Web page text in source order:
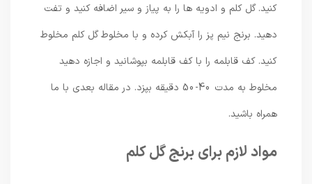
کنید. گل کلم و ادویه ها را به پیاز و سیر اضافه کنید و تفت
دهید. برنج نیم پز را آبکش کرده و با مخلوط گل کلم مخلوط
کنید. کف قابلمه را با کف قابلمه بپوشانید و اجازه دهید
مخلوط به مدت 40-50 دقیقه بپزد. در مقاله بعدی با ما
همراه باشید.
مواد لازم برای برنج گل کلم